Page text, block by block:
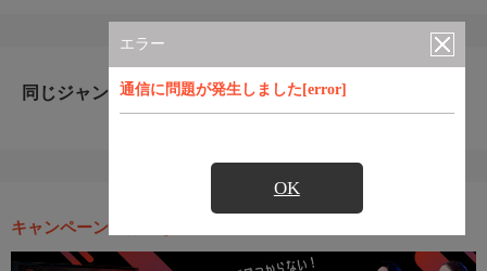
エラー
通信に問題が発生しました[error]
OK
同じジャンルのおすすめ番組
キャンペーン・お得な情報